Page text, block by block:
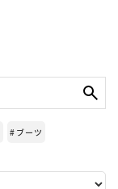
#ブーツ